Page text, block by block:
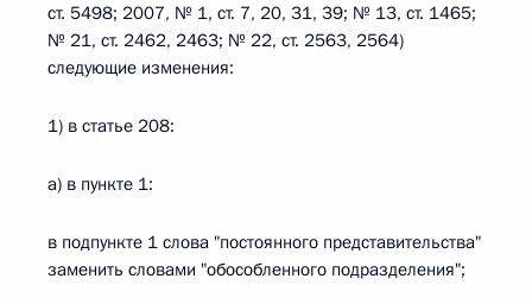
ст. 5498; 2007, № 1, ст. 7, 20, 31, 39; № 13, ст. 1465;
№ 21, ст. 2462, 2463; № 22, ст. 2563, 2564)
следующие изменения:
1) в статье 208:
а) в пункте 1:
в подпункте 1 слова "постоянного представительства"
заменить словами "обособленного подразделения";